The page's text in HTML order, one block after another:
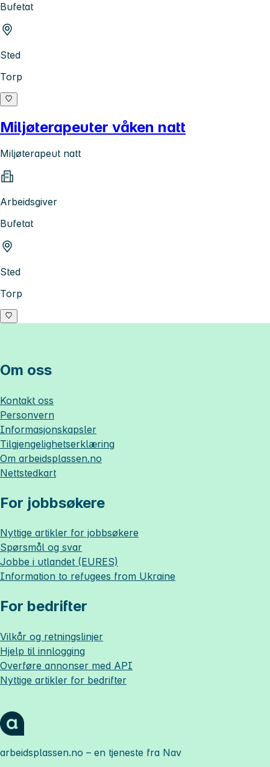
Bufetat
Sted
Torp
Miljøterapeuter våken natt
Miljøterapeut natt
Arbeidsgiver
Bufetat
Sted
Torp
Om oss
Kontakt oss
Personvern
Informasjonskapsler
Tilgjengelighetserklæring
Om arbeidsplassen.no
Nettstedkart
For jobbsøkere
Nyttige artikler for jobbsøkere
Spørsmål og svar
Jobbe i utlandet (EURES)
Information to refugees from Ukraine
For bedrifter
Vilkår og retningslinjer
Hjelp til innlogging
Overføre annonser med API
Nyttige artikler for bedrifter
arbeidsplassen.no – en tjeneste fra Nav